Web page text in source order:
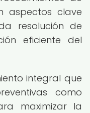
aspectos clave
resolución de
eficiente del
integral que
como
maximizar la